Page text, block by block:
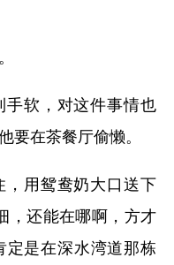
手软，对这件事情也
要在茶餐厅偷懒。
，用鸳鸯奶大口送下
，还能在哪啊，方才
定是在深水湾道那栋